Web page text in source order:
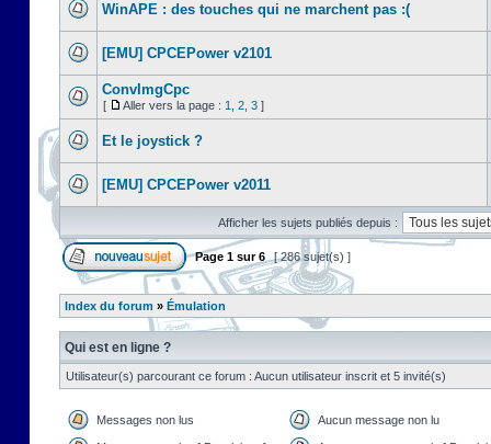
WinAPE : des touches qui ne marchent pas :(
[EMU] CPCEPower v2101
ConvImgCpc
[ Aller vers la page : 1 2 3 ]
Et le joystick ?
[EMU] CPCEPower v2011
Afficher les sujets publiés depuis :
Page 1 sur6 [ 286 sujet(s) ]
Index du forum » Émulation
Qui est en ligne ?
Utilisateur(s) parcourant ce forum : Aucun utilisateur inscrit et 5 invité(s)
Messages non lus Aucun message non lu